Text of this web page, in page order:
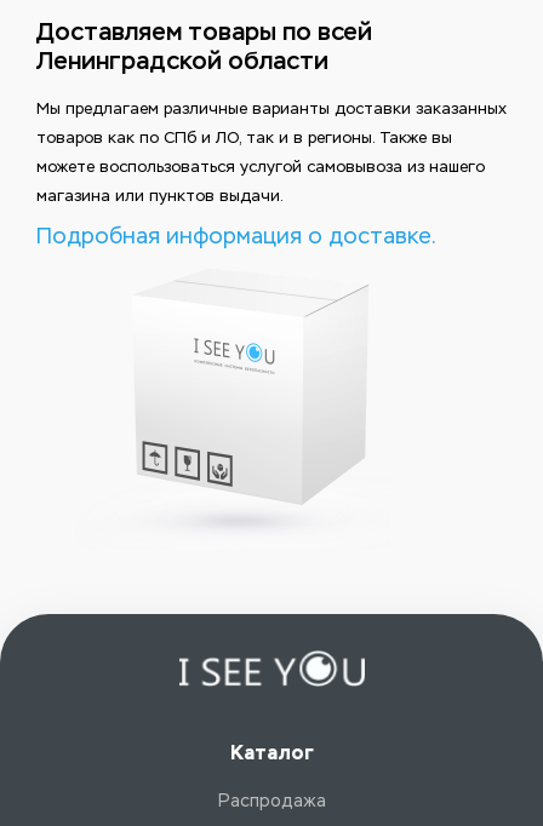
Доставляем товары по всей
Ленинградской области
Мы предлагаем различные варианты доставки заказанных
товаров как по СПб и ЛО, так и в регионы. Также вы
можете воспользоваться услугой самовывоза из нашего
магазина или пунктов выдачи.
Подробная информация о доставке.
Каталог
Распродажа